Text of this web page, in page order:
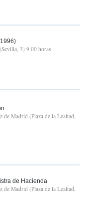
3) 9.00 horas
Madrid (Plaza de la Lealtad,
de Hacienda
Madrid (Plaza de la Lealtad,